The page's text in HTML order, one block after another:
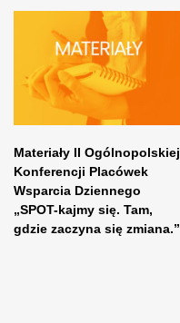
Materiały II Ogólnopolskiej
Konferencji Placówek
Wsparcia Dziennego
„SPOT-kajmy się. Tam,
gdzie zaczyna się zmiana.”